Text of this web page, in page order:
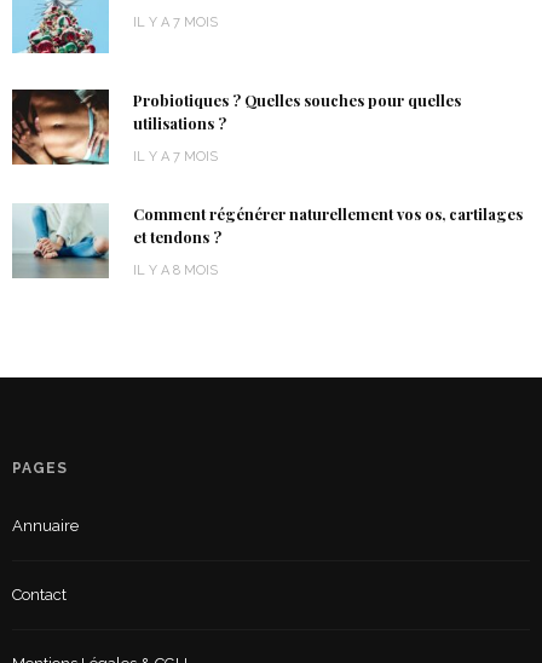
IL Y A 7 MOIS
Probiotiques ? Quelles souches pour quelles
utilisations ?
IL Y A 7 MOIS
Comment régénérer naturellement vos os, cartilages
et tendons ?
IL Y A 8 MOIS
PAGES
Annuaire
Contact